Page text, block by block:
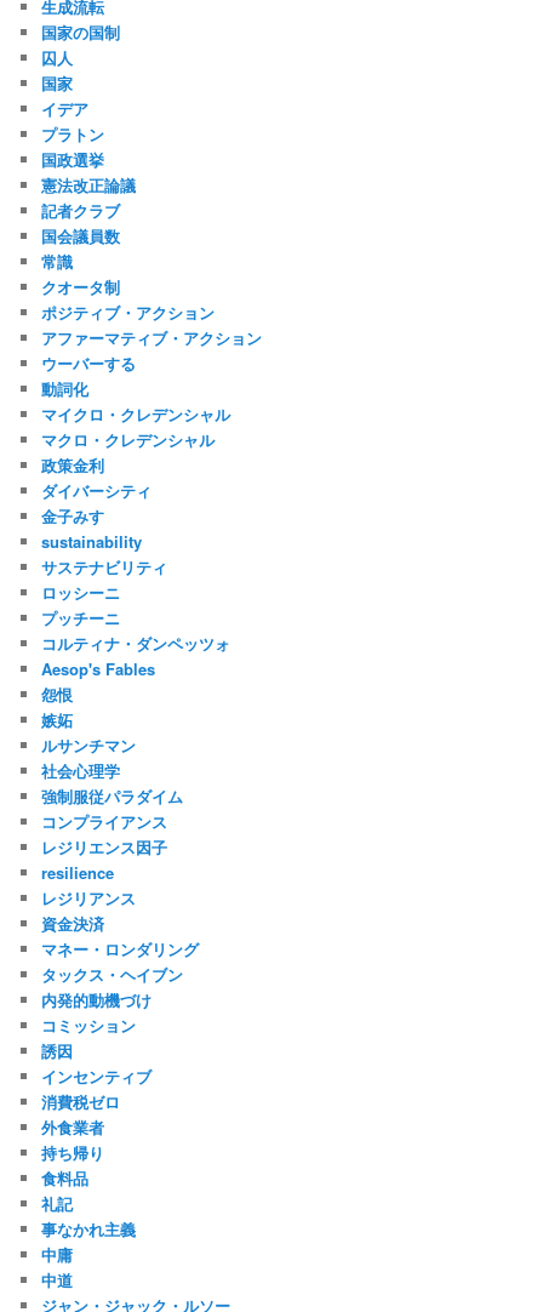
生成流転
国家の国制
囚人
国家
イデア
プラトン
国政選挙
憲法改正論議
記者クラブ
国会議員数
常識
クオータ制
ポジティブ・アクション
アファーマティブ・アクション
ウーバーする
動詞化
マイクロ・クレデンシャル
マクロ・クレデンシャル
政策金利
ダイバーシティ
金子みすゞ
sustainability
サステナビリティ
ロッシーニ
プッチーニ
コルティナ・ダンペッツォ
Aesop's Fables
怨恨
嫉妬
ルサンチマン
社会心理学
強制服従パラダイム
コンプライアンス
レジリエンス因子
resilience
レジリアンス
資金決済
マネー・ロンダリング
タックス・ヘイブン
内発的動機づけ
コミッション
誘因
インセンティブ
消費税ゼロ
外食業者
持ち帰り
食料品
礼記
事なかれ主義
中庸
中道
ジャン・ジャック・ルソー